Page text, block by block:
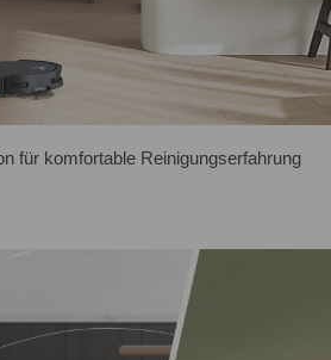
für komfortable Reinigungserfahrung